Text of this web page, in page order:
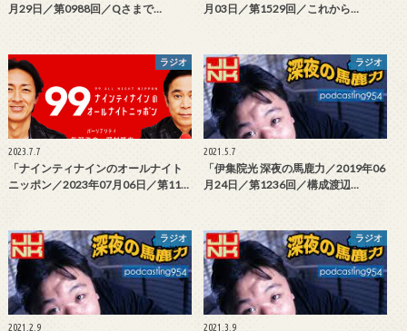
月29日／第0988回／Qさまで…
月03日／第1529回／これから…
ラジオ
2023.7.7
「ナインティナインのオールナイト
ニッポン／2023年07月06日／第11…
ラジオ
2021.5.7
「伊集院光 深夜の馬鹿力／2019年06
月24日／第1236回／構成渡辺…
ラジオ
2021.2.9
ラジオ
2021.3.9